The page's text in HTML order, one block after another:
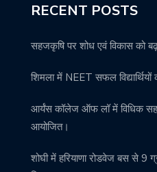
RECENT POSTS
सहजकृषि पर शोध एवं विकास को
शिमला में NEET सफल
आर्यंस कॉलेज ऑफ लॉ में विधिक
आयोजित।
शोघी में हरियाणा रोडवेज बस से 9